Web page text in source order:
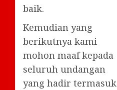
baik.
Kemudian yang
berikutnya kami
mohon maaf kepada
seluruh undangan
yang hadir termasuk